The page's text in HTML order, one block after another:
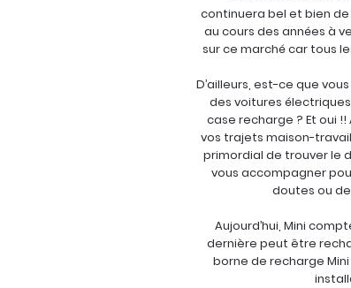
continuera bel et bien
au cours des années à
sur ce marché car tous
D’ailleurs, est-ce que
des voitures
case recharge ? Et oui !!
vos trajets maison-
primordial de trouver le
vous accompagner
doutes ou
Aujourd’hui, Mini
dernière peut être
borne de recharge